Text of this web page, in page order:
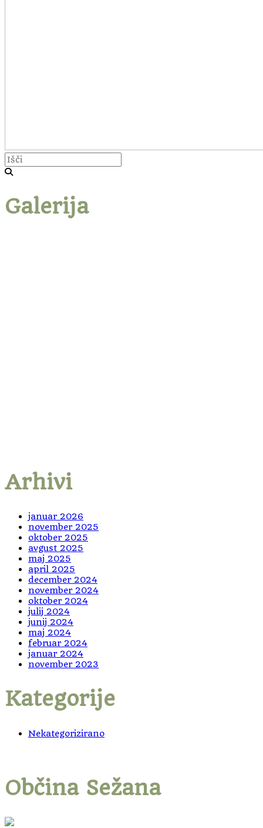
Galerija
Arhivi
januar 2026
november 2025
oktober 2025
avgust 2025
maj 2025
april 2025
december 2024
november 2024
oktober 2024
julij 2024
junij 2024
maj 2024
februar 2024
januar 2024
november 2023
Kategorije
Nekategorizirano
Občina Sežana